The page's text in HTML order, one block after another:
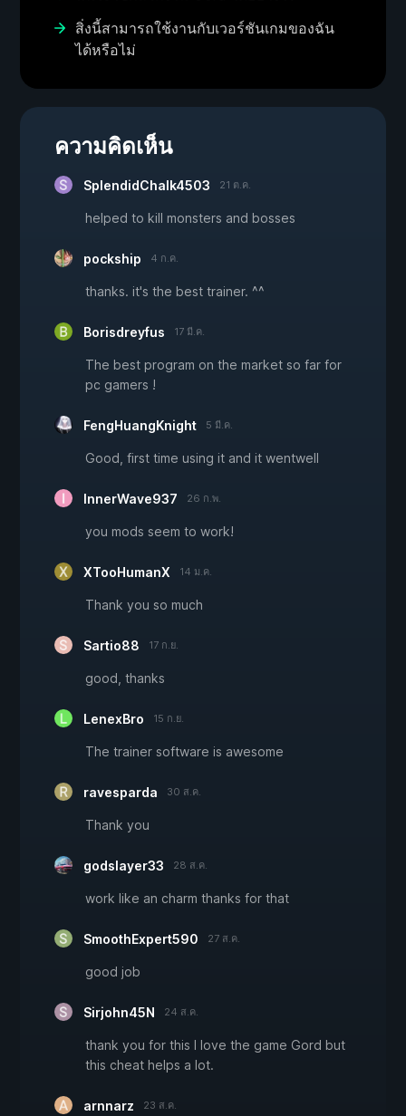
สิ่งนี้สามารถใช้งานกับเวอร์ชันเกมของฉัน
ได้หรือไม่
ความคิดเห็น
SplendidChalk4503 21 ต.ค.
helped to kill monsters and bosses
pockship 4 ก.ค.
thanks. it's the best trainer. ^^
Borisdreyfus 17 มี.ค.
The best program on the market so far for
pc gamers !
FengHuangKnight 5 มี.ค.
Good, first time using it and it wentwell
InnerWave937 26 ก.พ.
you mods seem to work!
XTooHumanX 14 ม.ค.
Thank you so much
Sartio88 17 ก.ย.
good, thanks
LenexBro 15 ก.ย.
The trainer software is awesome
ravesparda 30 ส.ค.
Thank you
godslayer33 28 ส.ค.
work like an charm thanks for that
SmoothExpert590 27 ส.ค.
good job
Sirjohn45N 24 ส.ค.
thank you for this I love the game Gord but
this cheat helps a lot.
arnnarz 23 ส.ค.